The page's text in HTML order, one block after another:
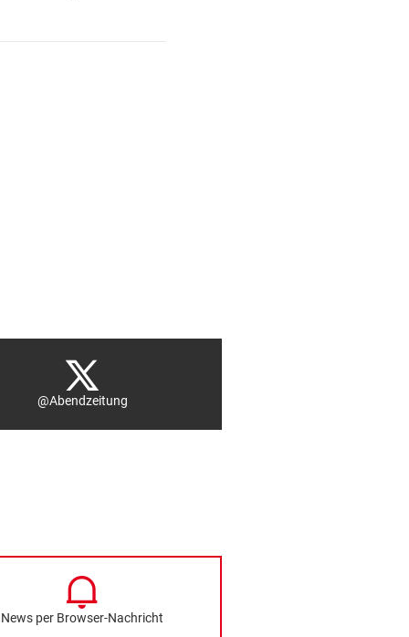
@Abendzeitung
News per Browser-Nachricht